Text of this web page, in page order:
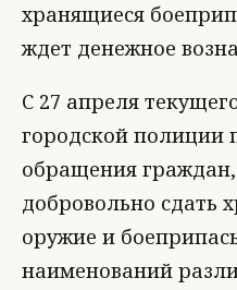
хранящиеся
ждет денежное
С 27 апреля
городской полиции
обращения
добровольно сдать
оружие и
наименований